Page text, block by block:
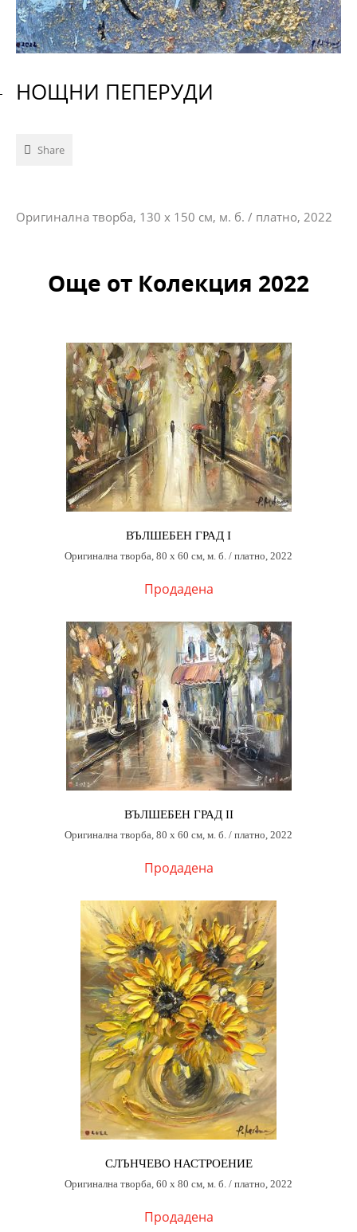
НОЩНИ ПЕПЕРУДИ
Share
Оригинална творба, 130 х 150 см, м. б. / платно, 2022
Още от Колекция 2022
ВЪЛШЕБЕН ГРАД I
Оригинална творба, 80 х 60 см, м. б. / платно, 2022
Продадена
ВЪЛШЕБЕН ГРАД II
Оригинална творба, 80 х 60 см, м. б. / платно, 2022
Продадена
СЛЪНЧЕВО НАСТРОЕНИЕ
Оригинална творба, 60 х 80 см, м. б. / платно, 2022
Продадена